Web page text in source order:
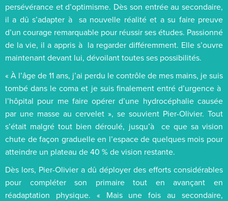
persévérance et d’optimisme. Dès son entrée au secondaire,
il a dû s’adapter à sa nouvelle réalité et a su faire preuve
d’un courage remarquable pour réussir ses études. Passionné
de la vie, il a appris à la regarder différemment. Elle s’ouvre
maintenant devant lui, dévoilant toutes ses possibilités.
« À l’âge de 11 ans, j’ai perdu le contrôle de mes mains, je suis
tombé dans le coma et je suis finalement entré d’urgence à
l’hôpital pour me faire opérer d’une hydrocéphalie causée
par une masse au cervelet », se souvient Pier-Olivier. Tout
s’était malgré tout bien déroulé, jusqu’à ce que sa vision
chute de façon graduelle en l’espace de quelques mois pour
atteindre un plateau de 40 % de vision restante.
Dès lors, Pier-Olivier a dû déployer des efforts considérables
pour compléter son primaire tout en avançant en
réadaptation physique. « Mais une fois au secondaire,